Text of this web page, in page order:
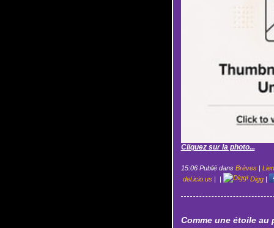
Cliquez sur la photo...
15:06 Publié dans Brèves |
del.icio.us | | Digg|
Comme une étoile au